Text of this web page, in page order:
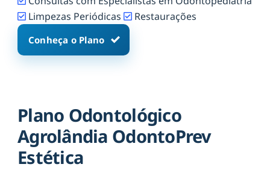
Limpezas Periódicas
Restaurações
Conheça o Plano
Plano Odontológico
Agrolândia OdontoPrev
Estética